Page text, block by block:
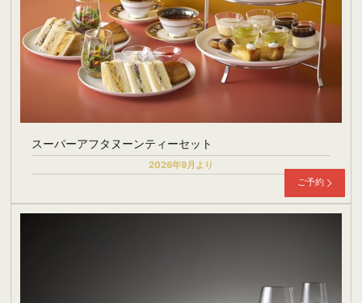
スーパーアフタヌーンティーセット
2026年9月より
ご予約